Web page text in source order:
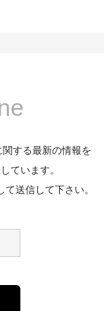
する最新の情報を
ています。
送信して下さい。